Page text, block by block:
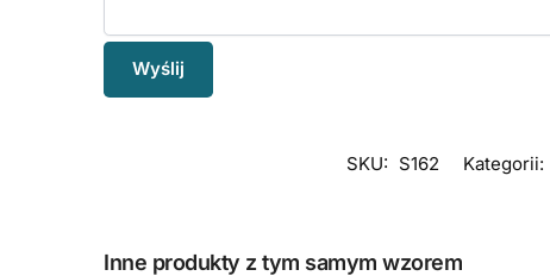
SKU: S162 Kategorii:
Inne produkty z tym samym wzorem